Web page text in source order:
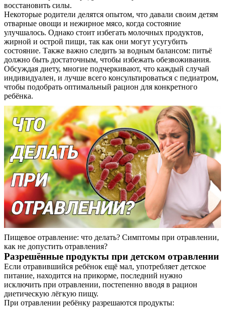
восстановить силы.
Некоторые родители делятся опытом, что давали своим детям
отварные овощи и нежирное мясо, когда состояние
улучшалось. Однако стоит избегать молочных продуктов,
жирной и острой пищи, так как они могут усугубить
состояние. Также важно следить за водным балансом: питьё
должно быть достаточным, чтобы избежать обезвоживания.
Обсуждая диету, многие подчеркивают, что каждый случай
индивидуален, и лучше всего консультироваться с педиатром,
чтобы подобрать оптимальный рацион для конкретного
ребёнка.
Пищевое отравление: что делать? Симптомы при отравлении,
как не допустить отравления?
Разрешённые продукты при детском отравлении
Если отравившийся ребёнок ещё мал, употребляет детское
питание, находится на прикорме, последний нужно
исключить при отравлении, постепенно вводя в рацион
диетическую лёгкую пищу.
При отравлении ребёнку разрешаются продукты: